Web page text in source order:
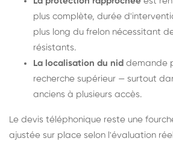
plus complète, durée
plus long du frelon nécessitant
résistants.
La localisation du nid demande
recherche supérieur — surtout
anciens à plusieurs accès.
Le devis téléphonique reste une
ajustée sur place selon l'évaluation